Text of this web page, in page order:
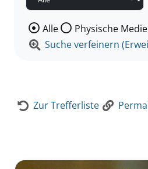
Wählen Sie die Medienart
Alle Physische
Suche verfeinern
Zur Trefferliste